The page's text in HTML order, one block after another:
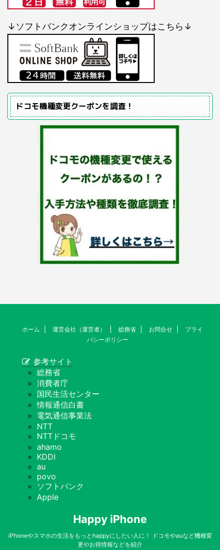
↓ソフトバンクオンラインショップはこちら↓
ドコモ機種変更クーポンを調査！
ホーム 運営会社（運営者） 総務省 お問合せ
プライ
バシーポリシー
参考サイト
総務省
消費者庁
国民生活センター
情報通信白書
電気通信事業法
NTT
NTTドコモ
ahamo
KDDI
au
povo
ソフトバンク
Apple
Happy iPhone
iPhoneやスマホの生活をもっとhappyにしたい人に！ ドコモやauなど機種変
更やお得情報などを紹介